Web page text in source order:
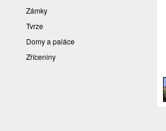
Zámky
Tvrze
Domy a paláce
Zříceniny